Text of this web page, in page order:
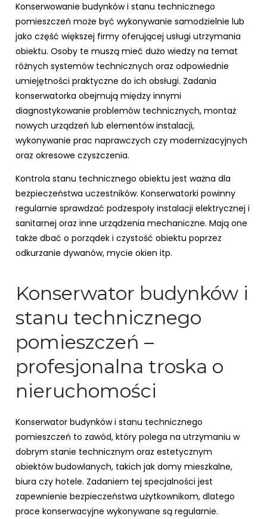
Konserwowanie budynków i stanu technicznego
pomieszczeń może być wykonywanie samodzielnie lub
jako część większej firmy oferującej usługi utrzymania
obiektu. Osoby te muszą mieć dużo wiedzy na temat
różnych systemów technicznych oraz odpowiednie
umiejętności praktyczne do ich obsługi. Zadania
konserwatorka obejmują między innymi
diagnostykowanie problemów technicznych, montaż
nowych urządzeń lub elementów instalacji,
wykonywanie prac naprawczych czy modernizacyjnych
oraz okresowe czyszczenia.
Kontrola stanu technicznego obiektu jest ważna dla
bezpieczeństwa uczestników. Konserwatorki powinny
regularnie sprawdzać podzespoły instalacji elektrycznej i
sanitarnej oraz inne urządzenia mechaniczne. Mają one
także dbać o porządek i czystość obiektu poprzez
odkurzanie dywanów, mycie okien itp.
Konserwator budynków i
stanu technicznego
pomieszczeń –
profesjonalna troska o
nieruchomości
Konserwator budynków i stanu technicznego
pomieszczeń to zawód, który polega na utrzymaniu w
dobrym stanie technicznym oraz estetycznym
obiektów budowlanych, takich jak domy mieszkalne,
biura czy hotele. Zadaniem tej specjalności jest
zapewnienie bezpieczeństwa użytkownikom, dlatego
prace konserwacyjne wykonywane są regularnie.